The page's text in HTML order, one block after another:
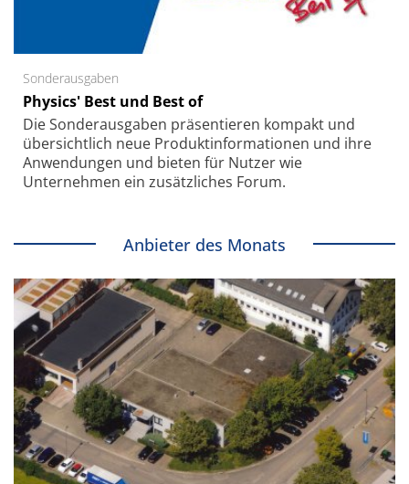
Sonderausgaben
Physics' Best und Best of
Die Sonder­ausgaben präsentieren kompakt und
übersichtlich neue Produkt­informationen und ihre
Anwendungen und bieten für Nutzer wie
Unternehmen ein zusätzliches Forum.
Anbieter des Monats